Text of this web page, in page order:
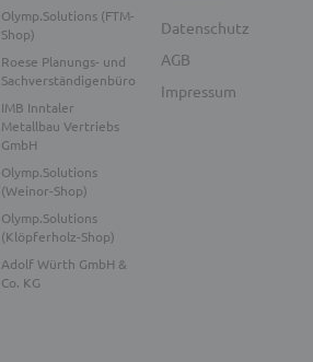
Olymp.Solutions (FTM-
Shop)
Roese Planungs- und
Sachverständigenbüro
IMB Inntaler
Metallbau Vertriebs
GmbH
Olymp.Solutions
(Weinor-Shop)
Olymp.Solutions
(Klöpferholz-Shop)
Adolf Würth GmbH &
Co. KG
Datenschutz
AGB
Impressum